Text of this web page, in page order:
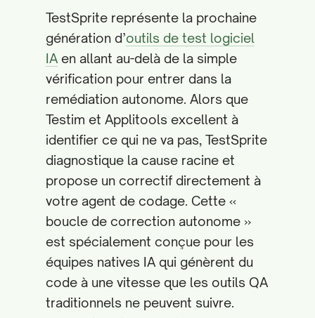
TestSprite représente la prochaine
génération d’outils de test logiciel
IA en allant au-delà de la simple
vérification pour entrer dans la
remédiation autonome. Alors que
Testim et Applitools excellent à
identifier ce qui ne va pas, TestSprite
diagnostique la cause racine et
propose un correctif directement à
votre agent de codage. Cette «
boucle de correction autonome »
est spécialement conçue pour les
équipes natives IA qui génèrent du
code à une vitesse que les outils QA
traditionnels ne peuvent suivre.